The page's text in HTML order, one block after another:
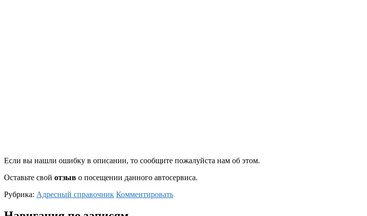
Если вы нашли ошибку в описании, то сообщите пожалуйста нам об этом.
Оставьте свой отзыв о посещении данного автосервиса.
Рубрика: Адресный справочник Комментировать